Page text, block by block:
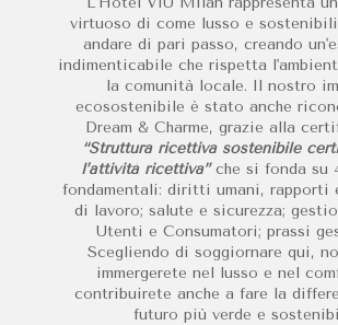
virtuoso di come lusso e
andare di pari passo, creando
indimenticabile che rispetta
la comunità locale. Il nostro
ecosostenibile è stato anche
Dream & Charme, grazie alla
“Struttura ricettiva sostenibile
l’attività ricettiva”che si fonda su
fondamentali: diritti umani, rapporti
di lavoro; salute e sicurezza;
Utenti e Consumatori; prassi
Scegliendo di soggiornare qui,
immergerete nel lusso e nel
contribuirete anche a fare la
futuro più verde e